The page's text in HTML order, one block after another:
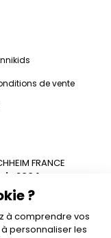
?
à comprendre vos
personnaliser les
de vente
FRANCE
2004